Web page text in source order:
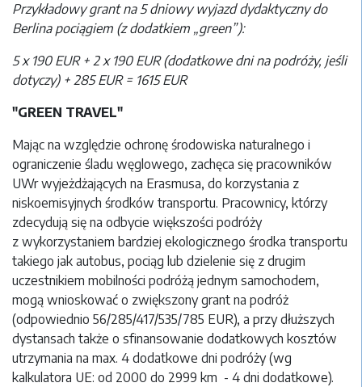
Przykładowy grant na 5 dniowy wyjazd dydaktyczny do
Berlina pociągiem (z dodatkiem „green”):
5 x 190 EUR + 2 x 190 EUR (dodatkowe dni na podróży, jeśli
dotyczy) + 285 EUR = 1615 EUR
"GREEN TRAVEL"
Mając na względzie ochronę środowiska naturalnego i
ograniczenie śladu węglowego, zachęca się pracowników
UWr wyjeżdżających na Erasmusa, do korzystania z
niskoemisyjnych środków transportu. Pracownicy, którzy
zdecydują się na odbycie większości podróży
z wykorzystaniem bardziej ekologicznego środka transportu
takiego jak autobus, pociąg lub dzielenie się z drugim
uczestnikiem mobilności podróżą jednym samochodem,
mogą wnioskować o zwiększony grant na podróż
(odpowiednio 56/285/417/535/785 EUR), a przy dłuższych
dystansach także o sfinansowanie dodatkowych kosztów
utrzymania na max. 4 dodatkowe dni podróży (wg
kalkulatora UE: od 2000 do 2999 km - 4 dni dodatkowe).